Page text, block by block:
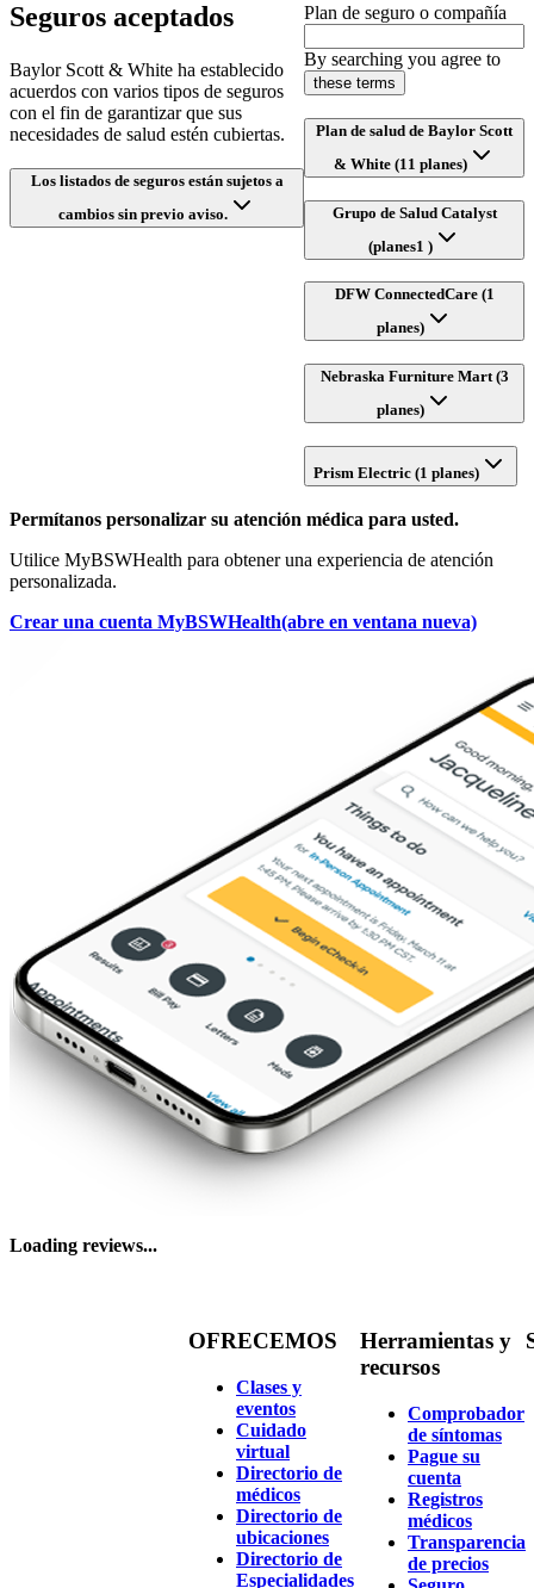
Seguros aceptados
Baylor Scott & White ha establecido
acuerdos con varios tipos de seguros
con el fin de garantizar que sus
necesidades de salud estén cubiertas.
Los listados de seguros están sujetos a
cambios sin previo aviso.
Plan de seguro o compañía
By searching you agree to
these terms
Plan de salud de Baylor Scott
& White (11 planes)
Grupo de Salud Catalyst
(planes1 )
DFW ConnectedCare (1
planes)
Nebraska Furniture Mart (3
planes)
Prism Electric (1 planes)
Permítanos personalizar su atención médica para usted.
Utilice MyBSWHealth para obtener una experiencia de atención
personalizada.
Crear una cuenta MyBSWHealth(abre en ventana nueva)
Loading reviews...
OFRECEMOS
Clases y
eventos
Cuidado
virtual
Directorio de
médicos
Directorio de
ubicaciones
Directorio de
Especialidades
Herramientas y
recursos
Comprobador
de síntomas
Pague su
cuenta
Registros
médicos
Transparencia
de precios